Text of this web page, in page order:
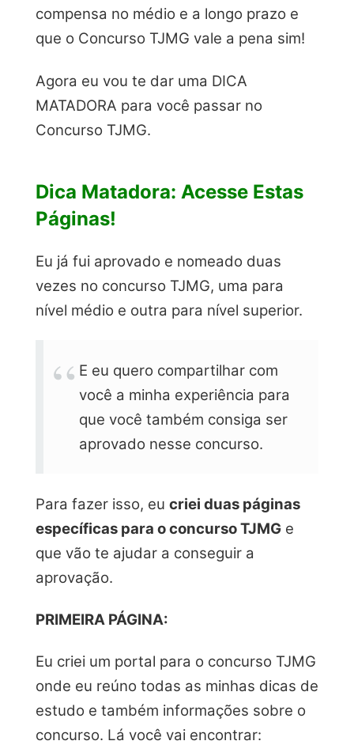
compensa no médio e a longo prazo e
que o Concurso TJMG vale a pena sim!
Agora eu vou te dar uma DICA
MATADORA para você passar no
Concurso TJMG.
Dica Matadora: Acesse Estas
Páginas!
Eu já fui aprovado e nomeado duas
vezes no concurso TJMG, uma para
nível médio e outra para nível superior.
E eu quero compartilhar com
você a minha experiência para
que você também consiga ser
aprovado nesse concurso.
Para fazer isso, eu criei duas páginas
específicas para o concurso TJMGe
que vão te ajudar a conseguir a
aprovação.
PRIMEIRA PÁGINA:
Eu criei um portal para o concurso TJMG
onde eu reúno todas as minhas dicas de
estudo e também informações sobre o
concurso. Lá você vai encontrar: